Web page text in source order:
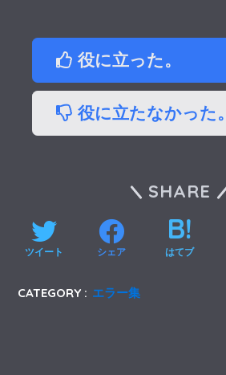
役に立った。
役に立たなかった。
SHARE
ツイート シェア はてブ
CATEGORY : エラー集